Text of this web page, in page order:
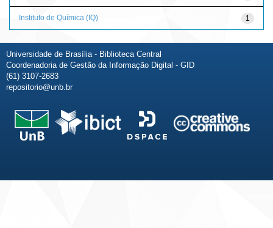
1
Instituto de Química (IQ)
Universidade de Brasília - Biblioteca Central
Coordenadoria de Gestão da Informação Digital - GID
(61) 3107-2683
repositorio@unb.br